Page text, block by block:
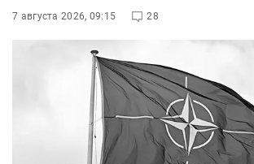
7 августа 2026, 09:15 28